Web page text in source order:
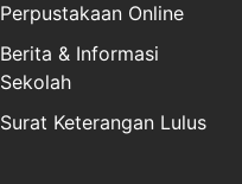
Perpustakaan Online
Berita & Informasi
Sekolah
Surat Keterangan Lulus